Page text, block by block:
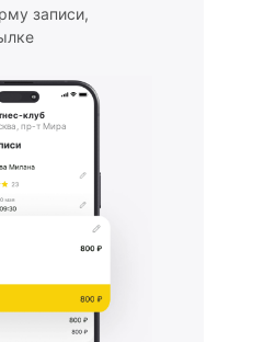
записи,
пр-т Мира
клуб